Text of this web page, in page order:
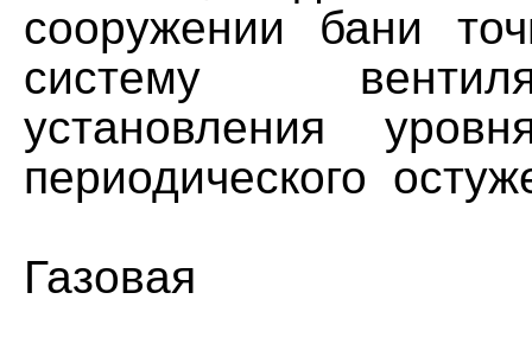
сооружении бани
систему
установления
периодического
Газовая